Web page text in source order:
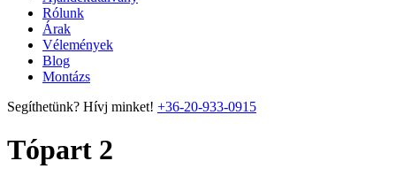
Rólunk
Árak
Vélemények
Blog
Montázs
Segíthetünk? Hívj minket! +36-20-933-0915
Tópart 2